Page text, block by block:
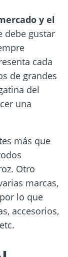
y el
debe gustar
cada
de grandes
del
una
más que
Otro
marcas,
lo que
accesorios,